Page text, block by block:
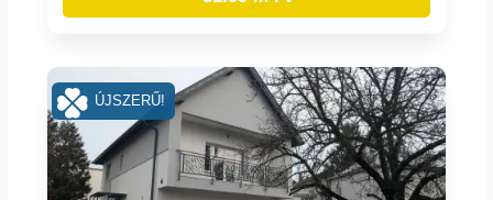
ÚJSZERŰ!